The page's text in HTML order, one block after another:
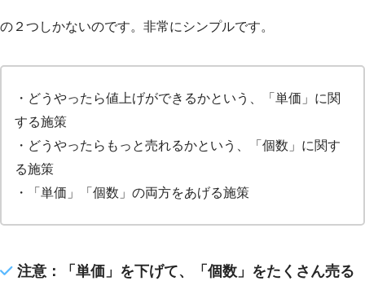
の２つしかないのです。非常にシンプルです。
・どうやったら値上げができるかという、「単価」に関
する施策
・どうやったらもっと売れるかという、「個数」に関す
る施策
・「単価」「個数」の両方をあげる施策
注意：「単価」を下げて、「個数」をたくさん売る